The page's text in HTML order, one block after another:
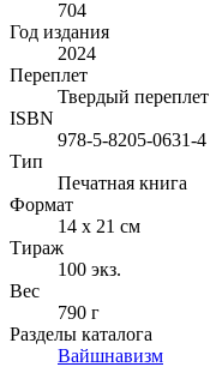
704
Год издания
2024
Переплет
Твердый переплет
ISBN
978-5-8205-0631-4
Тип
Печатная книга
Формат
14 x 21 см
Тираж
100 экз.
Вес
790 г
Разделы каталога
Вайшнавизм